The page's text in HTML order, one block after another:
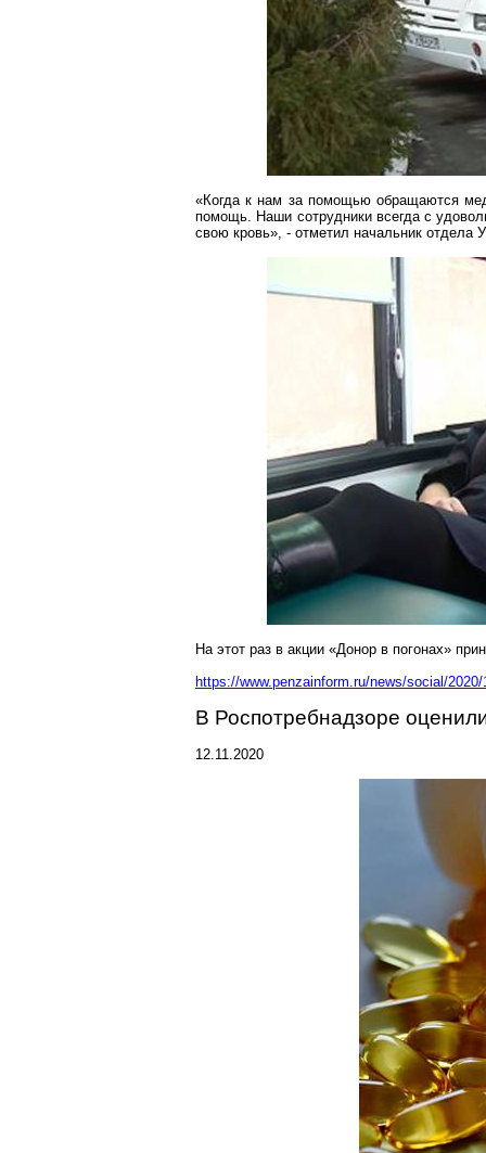
«Когда к нам за помощью обращаются
помощь. Наши сотрудники всегда с
свою кровь», - отметил начальник
На этот раз в акции «Донор в погонах»
https://www.penzainform.ru/news/social/
В Роспотребнадзоре
12.11.2020